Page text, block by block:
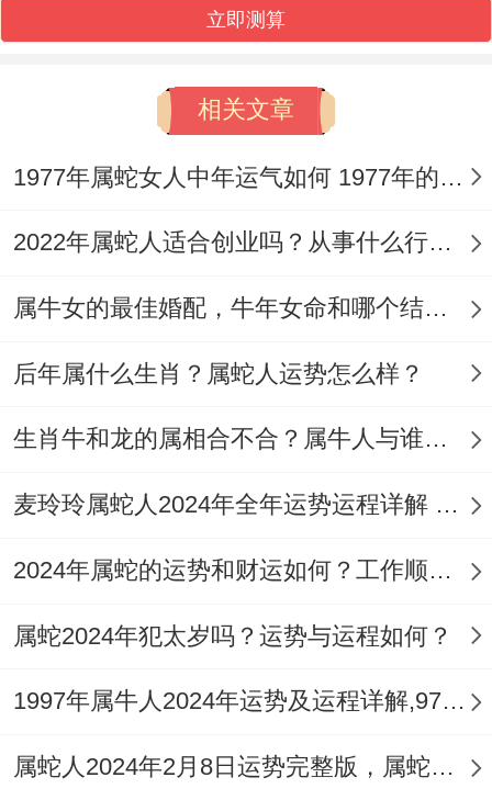
架，要多忍让才没问题！
属蛇的人不管男女都怀有野心，渴望在事业
上取得令人骄傲的成就.他们通常愿意冒险并
勇往直前。与此在属蛇的人也希望有一个能
助时给予支持。
其实吧，重要的是,他们希望在感情上得到对
来属蛇跟属牛人的相关优势 - 而属牛的人很
牛人带来提供建议、原因是属蛇人思维敏
锐，聪明灵活、善于策划和解决问题，能帮
牛人也能虚心听到这些建议、也能更好的吸
立即测算
相关文章
1977年属蛇女人中年运气如何 1977年的属蛇人中年发达吗
​2022年属蛇人适合创业吗？从事什么行业发展好？
属牛女的最佳婚配，牛年女命和哪个结婚上等姻缘
后年属什么生肖？属蛇人运势怎么样？
生肖牛和龙的属相合不合？属牛人与谁属相相合？
麦玲玲属蛇人2024年全年运势运程详解 2024年属蛇运程
2024年属蛇的运势和财运如何？工作顺利且生意兴隆
属蛇2024年犯太岁吗？运势与运程如何？
1997年属牛人2024年运势及运程详解,97年出生27岁肖牛人在2024全年每月运势完整版
属蛇人2024年2月8日运势完整版，属蛇2024年2月8日今日运势如何